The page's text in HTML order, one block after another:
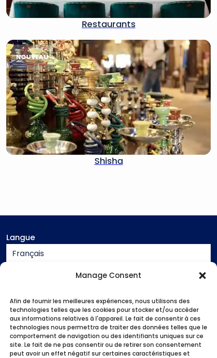
Manage Consent
Afin de fournir les meilleures expériences, nous utilisons des
technologies telles que les cookies pour stocker et/ou accéder
aux informations relatives à l'appareil. Le fait de consentir à ces
technologies nous permettra de traiter des données telles que le
comportement de navigation ou des identifiants uniques sur ce
site. Le fait de ne pas consentir ou de retirer son consentement
peut avoir un effet négatif sur certaines caractéristiques et
Restaurants
Shisha
NOUVEAU
Langue
Français
Assistance
Contact
Mentions légales
Conditions générales de vente